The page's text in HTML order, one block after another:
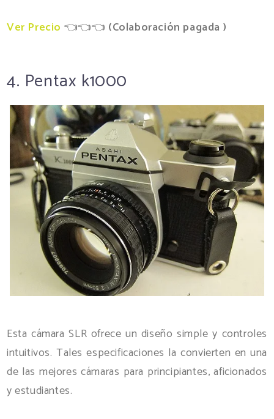
Ver Precio 👈👈👈 (Colaboración pagada )
4. Pentax k1000
Esta cámara SLR ofrece un diseño simple y controles
intuitivos. Tales especificaciones la convierten en una
de las mejores cámaras para principiantes, aficionados
y estudiantes.